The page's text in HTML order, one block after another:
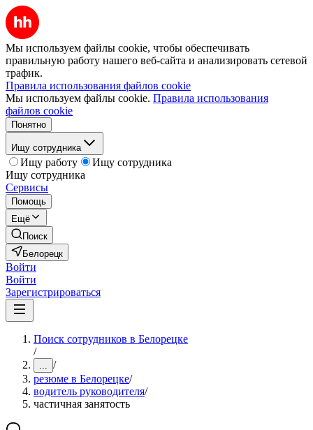
Мы используем файлы cookie, чтобы обеспечивать
правильную работу нашего веб-сайта и анализировать сетевой
трафик.
Правила использования файлов cookie
Мы используем файлы cookie. Правила использования
файлов cookie
Понятно
Ищу сотрудника
Ищу работу
Ищу сотрудника
Ищу сотрудника
Сервисы
Помощь
Ещё
Поиск
Белорецк
Войти
Войти
Зарегистрироваться
Поиск сотрудников в Белорецке
/
... /
резюме в Белорецке/
водитель руководителя/
частичная занятость